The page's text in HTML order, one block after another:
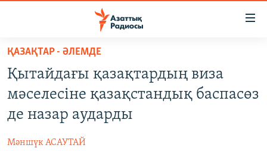
Skip
main
content
to
main
САЯСАТ
ҚАЗАҚТАР - ӘЛЕМДЕ
Қытайдағы қазақтардың виза
мәселесіне қазақстандық баспасөз
де назар аударды
Мәншүк АСАУТАЙ